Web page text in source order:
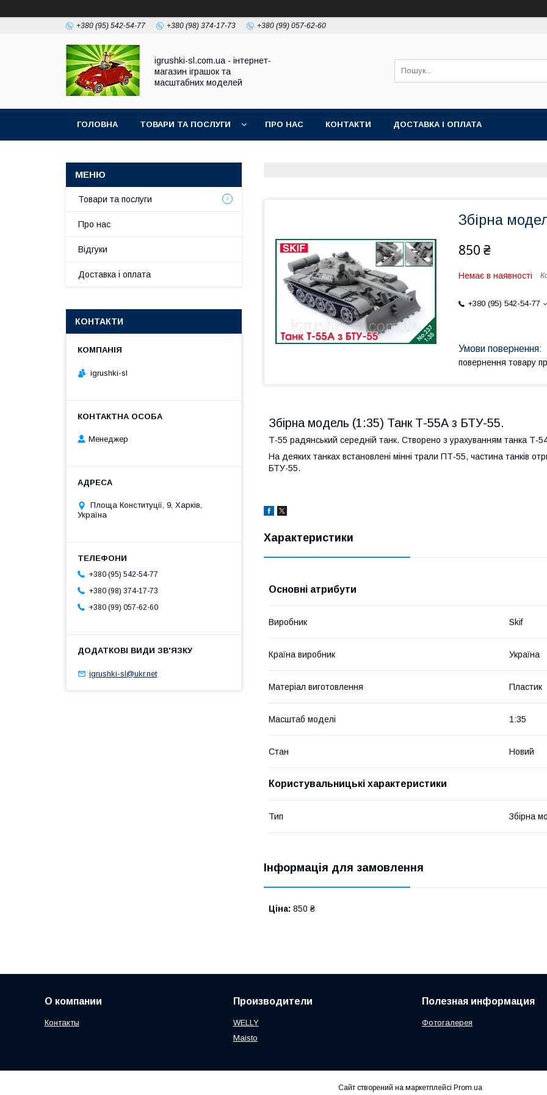
+380 (95) 542-54-77 +380 (98) 374-17-73 +380 (99) 057-62-60
igrushki-sl.com.ua - інтернет-
магазин іграшок та
масштабних моделей
ГОЛОВНА ТОВАРИ ТА ПОСЛУГИ ПРО НАС КОНТАКТИ ДОСТАВКА І ОПЛАТА
Збірна
850 ₴
Немає в наявності
+380 (95) 542-54-77
повернення товару
Збірна модель (1:35) Танк Т-55А з БТУ-55.
Т-55 радянський середній танк. Створено з урахуванням танка Т-
На деяких танках встановлені мінні трали ПТ-55, частина танків
БТУ-55.
Характеристики
Основні атрибути
Виробник Skif
Країна виробник Україна
Матеріал виготовлення Пластик
Масштаб моделі 1:35
Стан Новий
Користувальницькі характеристики
Тип Збірна
Інформація для замовлення
Ціна: 850 ₴
Товари та послуги
Про нас
Відгуки
Доставка і оплата
КОНТАКТИ
igrushki-sl
Менеджер
Площа Конституції, 9, Харків,
Україна
+380 (95) 542-54-77
+380 (98) 374-17-73
+380 (99) 057-62-60
igrushki-sl@ukr.net
О компании
Контакты
Производители
WELLY
Maisto
Полезная информация
Фотогалерея
Сайт створений на маркетплейсі Prom.ua